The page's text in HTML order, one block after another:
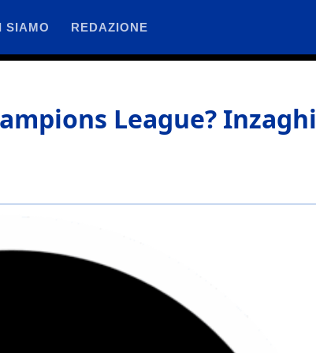
SIAMO REDAZIONE
League? Inzaghi